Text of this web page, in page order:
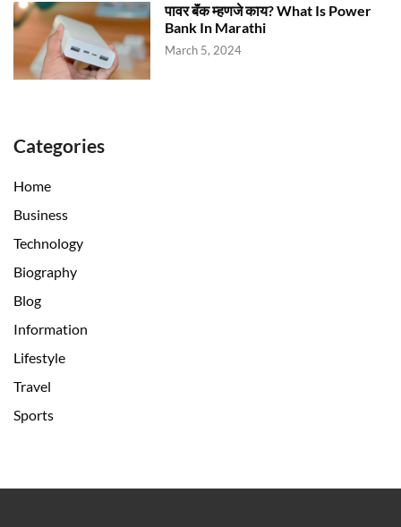
पावर बॅंक म्हणजे काय? What Is Power
Bank In Marathi
March 5, 2024
Categories
Home
Business
Technology
Biography
Blog
Information
Lifestyle
Travel
Sports